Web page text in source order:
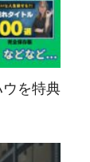
ウを特典